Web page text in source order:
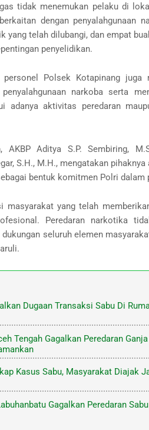
tidak menemukan pelaku di
dengan penyalahgunaan
yang telah dilubangi, dan empat
penyelidikan.
Polsek Kotapinang juga
narkoba serta
adanya aktivitas peredaran
AKBP Aditya S.P. Sembiring,
S.H., M.H., mengatakan
bentuk komitmen Polri dalam
masyarakat yang telah
Peredaran narkotika
seluruh elemen
Dugaan Transaksi Sabu Di
Tengah Gagalkan Peredaran
Kasus Sabu, Masyarakat Diajak
Gagalkan Peredaran